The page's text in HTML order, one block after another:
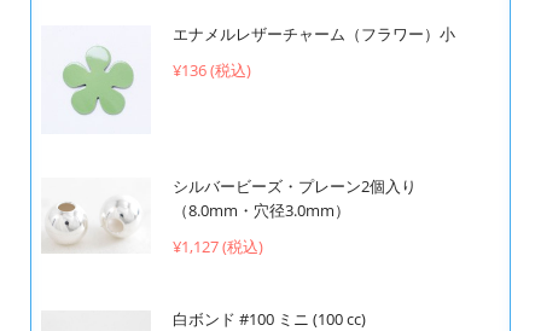
エナメルレザーチャーム（フラワー）小
¥136 (税込)
シルバービーズ・プレーン2個入り
（8.0mm・穴径3.0mm）
¥1,127 (税込)
白ボンド #100 ミニ (100 cc)